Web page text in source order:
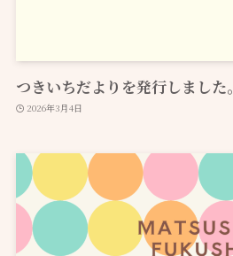
つきいちだよりを発行しました。
2026年3月4日